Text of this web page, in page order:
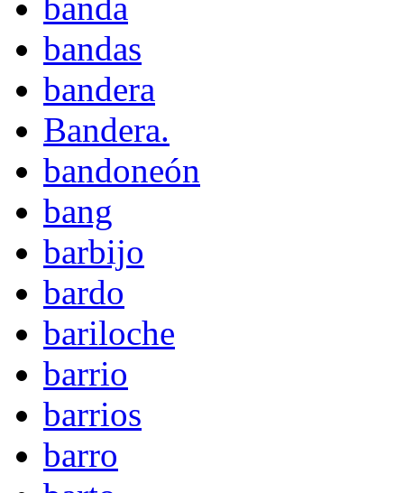
banda
bandas
bandera
Bandera.
bandoneón
bang
barbijo
bardo
bariloche
barrio
barrios
barro